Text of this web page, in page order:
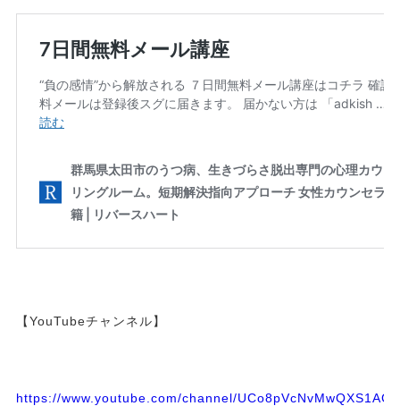
【YouTubeチャンネル】
https://www.youtube.com/channel/